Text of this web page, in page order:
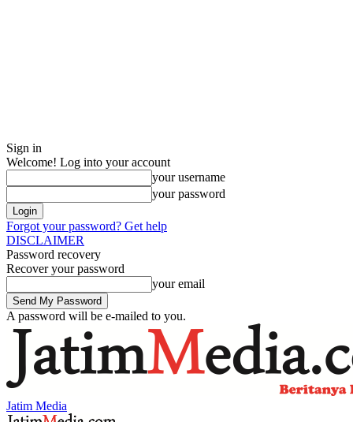
Sign in
Welcome! Log into your account
your username
your password
Forgot your password? Get help
DISCLAIMER
Password recovery
Recover your password
your email
A password will be e-mailed to you.
Jatim Media